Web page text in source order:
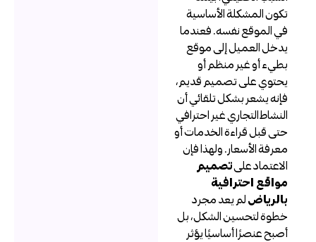
تكون المشكلة الأساسية
في الموقع نفسه. فعندما
يدخل العميل إلى موقع
بطيء أو غير منظم أو
يحتوي على تصميم قديم،
فإنه يشعر بشكل تلقائي أن
النشاط التجاري غير احترافي
حتى قبل قراءة الخدمات أو
معرفة الأسعار. ولهذا فإن
الاعتماد علىتصميم
مواقع احترافية
بالرياضلم يعد مجرد
خطوة لتحسين الشكل، بل
أصبح عنصرًا أساسيًا يؤثر